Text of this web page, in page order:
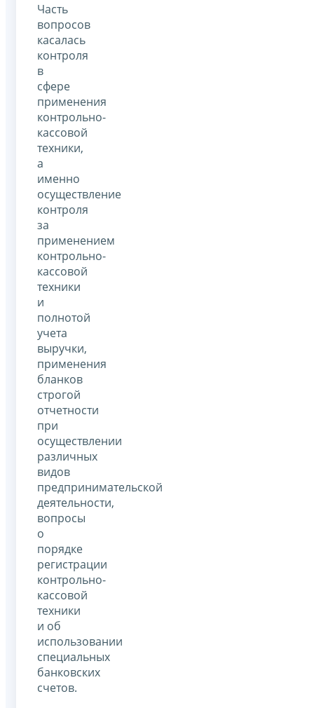
Часть
вопросов
касалась
контроля
в
сфере
применения
контрольно-
кассовой
техники,
а
именно
осуществление
контроля
за
применением
контрольно-
кассовой
техники
и
полнотой
учета
выручки,
применения
бланков
строгой
отчетности
при
осуществлении
различных
видов
предпринимательской
деятельности,
вопросы
о
порядке
регистрации
контрольно-
кассовой
техники
и об
использовании
специальных
банковских
счетов.